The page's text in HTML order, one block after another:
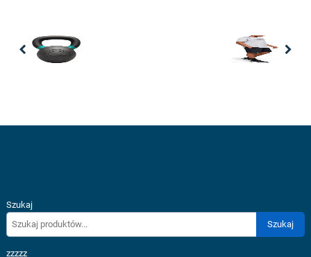
Szukaj
Szukaj
zzzzz